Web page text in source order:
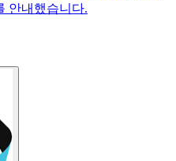
안내했습니다.